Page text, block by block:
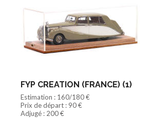
FYP CREATION (FRANCE) (1)
Estimation : 160/180 €
Prix de départ : 90 €
Adjugé : 200 €